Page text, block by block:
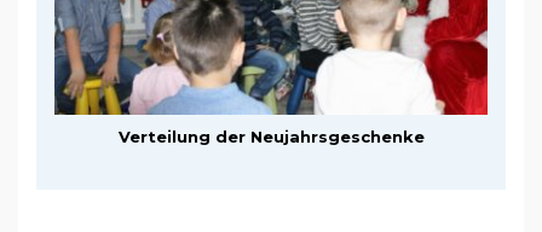
Verteilung der Neujahrsgeschenke